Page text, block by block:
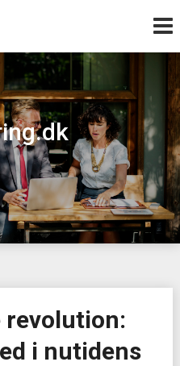
revolution:
i nutidens